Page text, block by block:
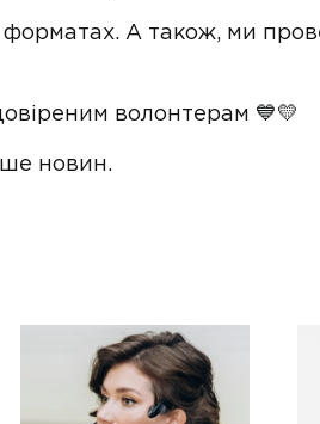
А також, ми
волонтерам 💙💛
новин.